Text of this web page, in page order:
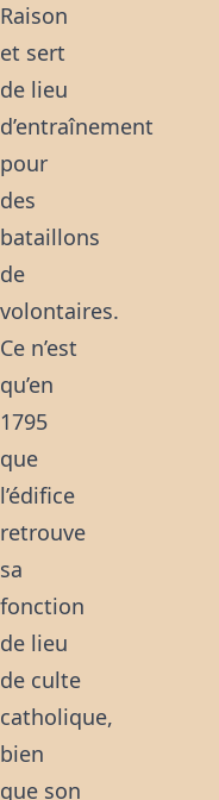
Raison
et sert
de lieu
d’entraînement
pour
des
bataillons
de
volontaires.
Ce n’est
qu’en
1795
que
l’édifice
retrouve
sa
fonction
de lieu
de culte
catholique,
bien
que son